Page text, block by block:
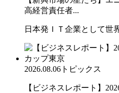
高経営責任者...
日本発ＩＴ企業として世
2026.08.06 トピックス
【ビジネスレポート】